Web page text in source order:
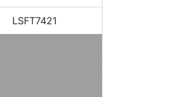
LSFT7421